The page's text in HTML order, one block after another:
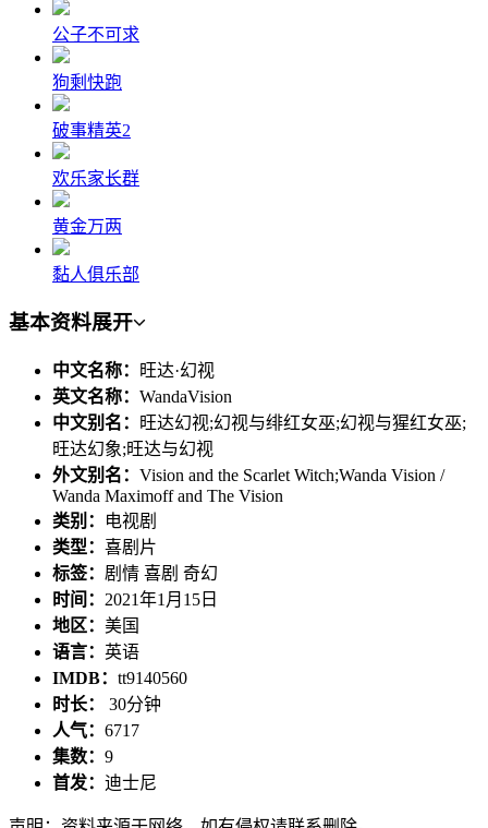
公子不可求
狗剩快跑
破事精英2
欢乐家长群
黄金万两
黏人俱乐部
基本资料展开
中文名称：
旺达·幻视
英文名称： WandaVision
中文别名：
旺达幻视;幻视与绯红女巫;幻视与猩红女巫;
旺达幻象;旺达与幻视
外文别名： Vision and the Scarlet Witch;Wanda Vision /
Wanda Maximoff and The Vision
类别：
电视剧
类型： 喜剧片
标签： 剧情 喜剧 奇幻
时间： 2021年1月15日
地区： 美国
语言： 英语
IMDB： tt9140560
时长： 30分钟
人气： 6717
集数： 9
首发： 迪士尼